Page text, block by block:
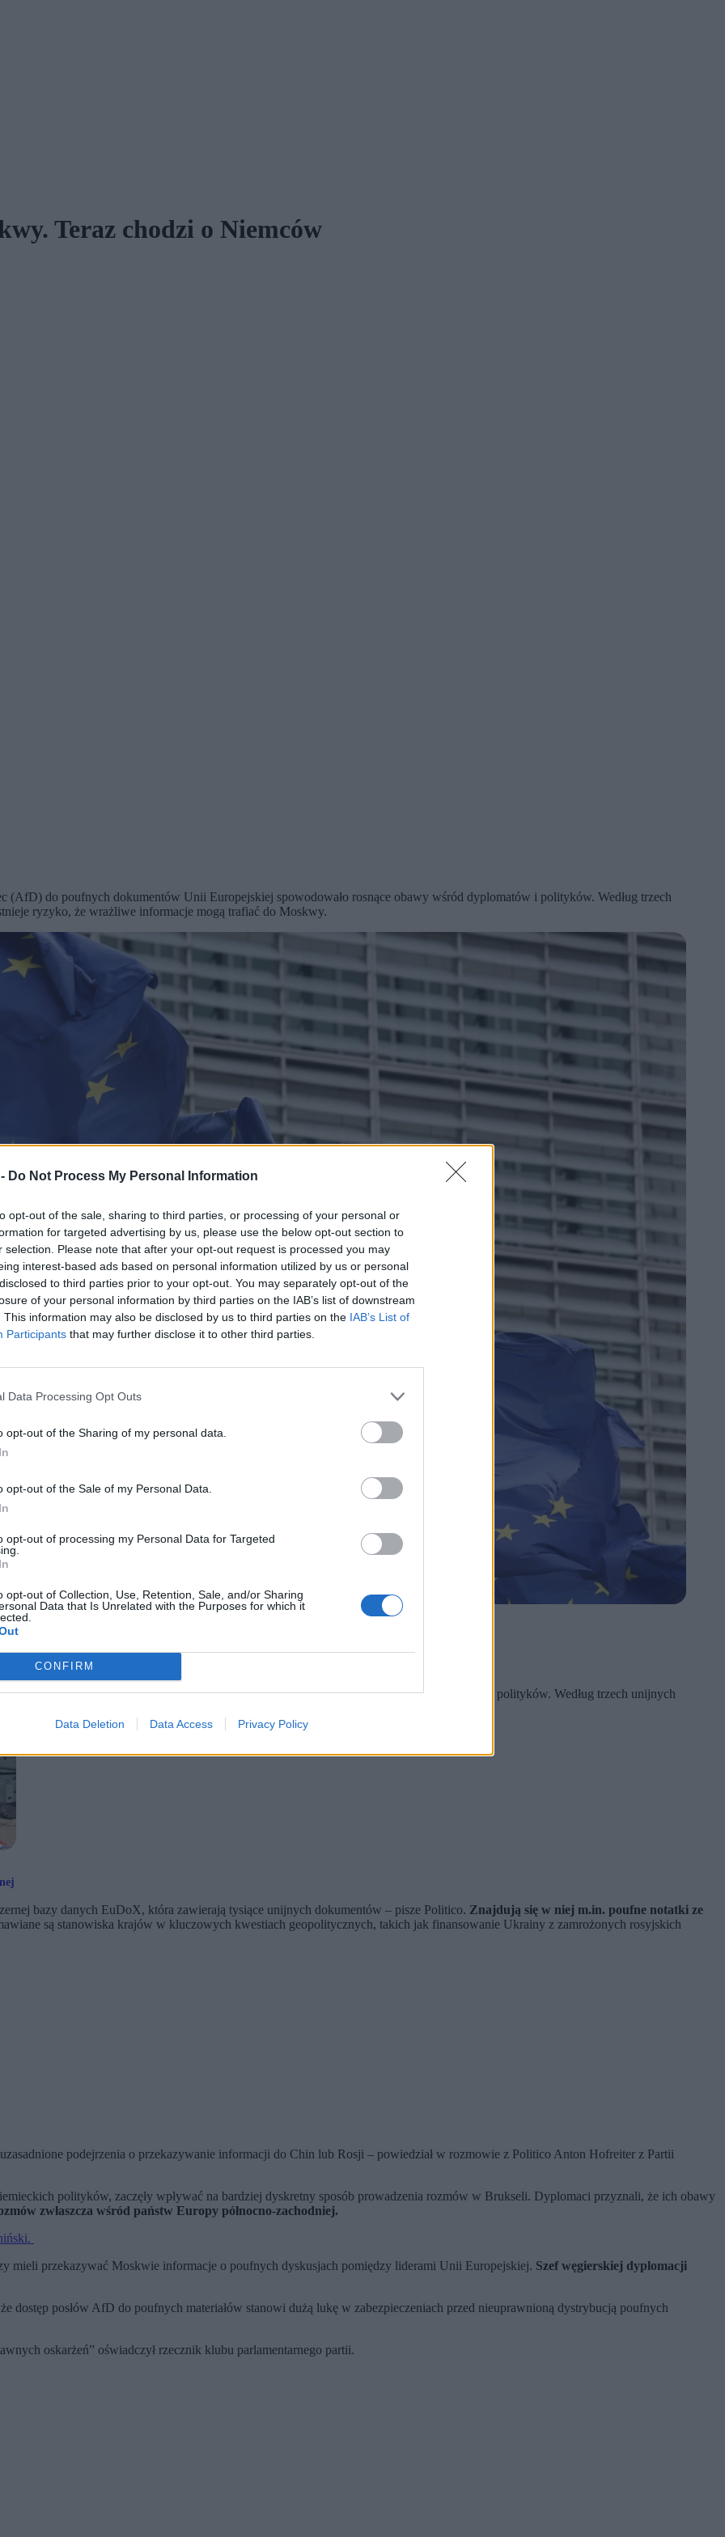
Do Not Process My Personal Information
opt-out of the sale, sharing to third parties, or processing of your personal or
for targeted advertising by us, please use the below opt-out section to
selection. Please note that after your opt-out request is processed you may
interest-based ads based on personal information utilized by us or personal
to third parties prior to your opt-out. You may separately opt-out of the
of your personal information by third parties on the IAB’s list of downstream
This information may also be disclosed by us to third parties on the IAB’s List of
Participants that may further disclose it to other third parties.
Data Processing Opt Outs
opt-out of the Sharing of my personal data.
opt-out of the Sale of my Personal Data.
opt-out of processing my Personal Data for Targeted
opt-out of Collection, Use, Retention, Sale, and/or Sharing
Data that Is Unrelated with the Purposes for which it
CONFIRM
Data Deletion Data Access Privacy Policy
Teraz chodzi o Niemców
do poufnych dokumentów Unii Europejskiej spowodowało rosnące obawy wśród dyplomatów i polityków. Według trzech
ryzyko, że wrażliwe informacje mogą trafiać do Moskwy.
informacje z poufnych dokumentów do Rosji lub Chin.
zawiera tysiące unijnych dokumentów.
(AfD) do poufnych dokumentów Unii Europejskiej budzi rosnące obawy wśród dyplomatów i polityków. Według trzech unijnych
bazy danych EuDoX, która zawierają tysiące unijnych dokumentów – pisze Politico. Znajdują się w niej m.in. poufne notatki ze
są stanowiska krajów w kluczowych kwestiach geopolitycznych, takich jak finansowanie Ukrainy z zamrożonych rosyjskich
podejrzenia o przekazywanie informacji do Chin lub Rosji – powiedział w rozmowie z Politico Anton Hofreiter z Partii
polityków, zaczęły wpływać na bardziej dyskretny sposób prowadzenia rozmów w Brukseli. Dyplomaci przyznali, że ich obawy
zwłaszcza wśród państw Europy północno-zachodniej.
mieli przekazywać Moskwie informacje o poufnych dyskusjach pomiędzy liderami Unii Europejskiej. Szef węgierskiej dyplomacji
dostęp posłów AfD do poufnych materiałów stanowi dużą lukę w zabezpieczeniach przed nieuprawnioną dystrybucją poufnych
oskarżeń” oświadczył rzecznik klubu parlamentarnego partii.